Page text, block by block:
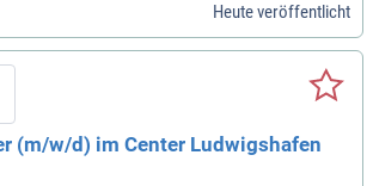
Heute veröffentlicht
(m/w/d) im Center Ludwigshafen